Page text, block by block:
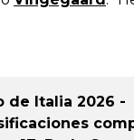
de Italia 2026 -